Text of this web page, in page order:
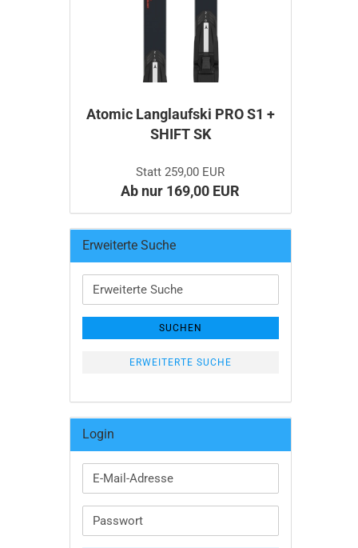
Atomic Langlaufski PRO S1 +
SHIFT SK
Statt 259,00 EUR
Ab nur 169,00 EUR
Erweiterte Suche
Erweiterte
Suche
SUCHEN
ERWEITERTE SUCHE
Login
E-
Mail-
Passwort